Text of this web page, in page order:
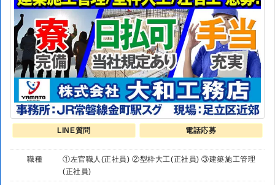
LINE質問 電話応募
職種
①左官職人(正社員) ②型枠大工(正社員) ③建築施工管理
(正社員)